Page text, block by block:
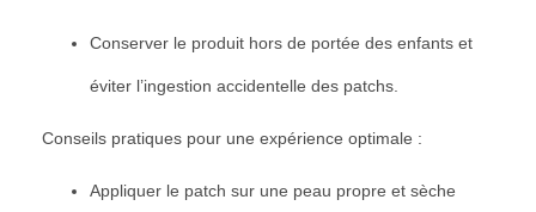
Conserver le produit hors de portée des enfants et
éviter l’ingestion accidentelle des patchs.
Conseils pratiques pour une expérience optimale :
Appliquer le patch sur une peau propre et sèche